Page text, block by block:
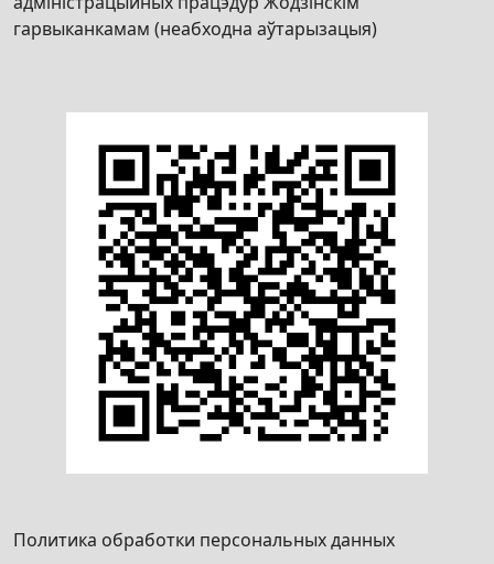
гарвыканкамам (неабходна аўтарызацыя)
Политика обработки персональных данных